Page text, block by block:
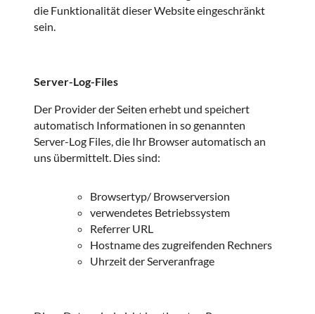
die Funktionalität dieser Website eingeschränkt
sein.
Server-Log-Files
Der Provider der Seiten erhebt und speichert
automatisch Informationen in so genannten
Server-Log Files, die Ihr Browser automatisch an
uns übermittelt. Dies sind:
Browsertyp/ Browserversion
verwendetes Betriebssystem
Referrer URL
Hostname des zugreifenden Rechners
Uhrzeit der Serveranfrage